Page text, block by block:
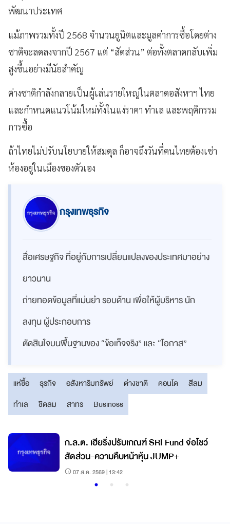
พัฒนาประเทศ
แม้ภาพรวมทั้งปี 2568 จำนวนยูนิตและมูลค่าการซื้อโดยต่าง
ชาติจะลดลงจากปี 2567 แต่ “สัดส่วน” ต่อทั้งตลาดกลับเพิ่ม
สูงขึ้นอย่างมีนัยสำคัญ
ต่างชาติกำลังกลายเป็นผู้เล่นรายใหญ่ในตลาดอสังหาฯ ไทย
และกำหนดแนวโน้มใหม่ทั้งในแง่ราคา ทำเล และพฤติกรรม
การซื้อ
ถ้าไทยไม่ปรับนโยบายให้สมดุล ก็อาจถึงวันที่คนไทยต้องเช่า
ห้องอยู่ในเมืองของตัวเอง
กรุงเทพธุรกิจ
สื่อเศรษฐกิจ ที่อยู่กับการเปลี่ยนแปลงของประเทศมาอย่าง
ยาวนาน
ถ่ายทอดข้อมูลที่แม่นยำ รอบด้าน เพื่อให้ผู้บริหาร นัก
ลงทุน ผู้ประกอบการ
ตัดสินใจบนพื้นฐานของ “ข้อเท็จจริง” และ “โอกาส”
แห่ซื้อ ธุรกิจ อสังหาริมทรัพย์ ต่างชาติ คอนโด
สีลม
ทำเล
ชิดลม สาทร Business
ก.ล.ต. เฮียริ่งปรับเกณฑ์ SRI Fund จ่อโชว์
สัดส่วน-ความคืบหน้าหุ้น JUMP+
07 ส.ค. 2569 | 13:42